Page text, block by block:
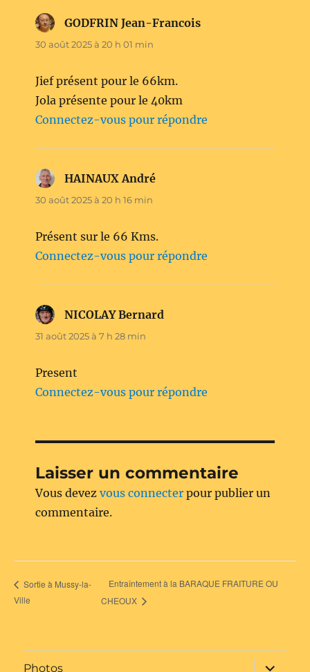
GODFRIN Jean-Francois
30 août 2025 à 20 h 01 min
Jief présent pour le 66km.
Jola présente pour le 40km
Connectez-vous pour répondre
HAINAUX André
30 août 2025 à 20 h 16 min
Présent sur le 66 Kms.
Connectez-vous pour répondre
NICOLAY Bernard
31 août 2025 à 7 h 28 min
Present
Connectez-vous pour répondre
Laisser un commentaire
Vous devezvous connecter pour publier un
commentaire.
Sortie à Mussy-la-
Ville
Entraîntement à la BARAQUE FRAITURE OU
CHEOUX
Photos
ouvrir